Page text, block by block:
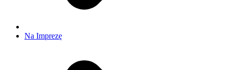
Na Imprezę